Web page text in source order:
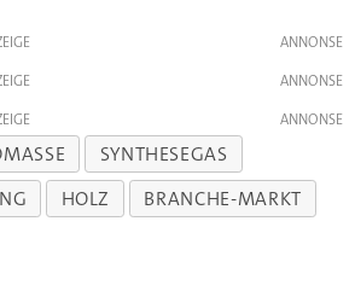
SYNTHESEGAS
HOLZ BRANCHE-MARKT